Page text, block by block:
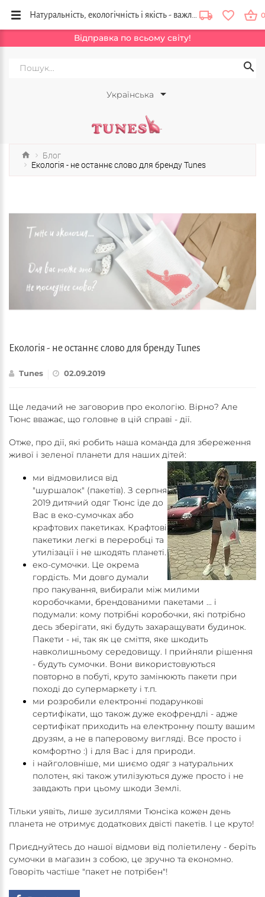
Відправка по всьому світу!
Українська
0
Блог
Екологія - не останнє слово для бренду Tunes
Екологія - не останнє слово для бренду Tunes
Tunes 02.09.2019
Ще ледачий не заговорив про екологію. Вірно? Але
Тюнс вважає, що головне в цій справі - дії.
Отже, про дії, які робить наша команда для збереження
живої і зеленої планети для наших дітей:
ми відмовилися від
"шуршалок" (пакетів). З серпня
2019 дитячий одяг Тюнс їде до
Вас в еко-сумочках або
крафтових пакетиках. Крафтові
пакетики легкі в переробці та
утилізації і не шкодять планеті.
еко-сумочки. Це окрема
гордість. Ми довго думали
про пакування, вибирали між милими
коробочками, брендованими пакетами ... і
подумали: кому потрібні коробочки, які потрібно
десь зберігати, які будуть захаращувати будинок.
Пакети - ні, так як це сміття, яке шкодить
навколишньому середовищу. І прийняли рішення
- будуть сумочки. Вони використовуються
повторно в побуті, круто замінюють пакети при
поході до супермаркету і т.п.
ми розробили електронні подарункові
сертифікати, що також дуже екофрендлі - адже
сертифікат приходить на електронну пошту вашим
друзям, а не в паперовому вигляді. Все просто і
комфортно :) і для Вас і для природи.
і найголовніше, ми шиємо одяг з натуральних
полотен, які також утилізуються дуже просто і не
завдають при цьому шкоди Землі.
Тільки уявіть, лише зусиллями Тюнсіка кожен день
планета не отримує додаткових двісті пакетів. І це круто!
Приєднуйтесь до нашої відмови від поліетилену - беріть
сумочки в магазин з собою, це зручно та економно.
Говоріть частіше "пакет не потрібен"!